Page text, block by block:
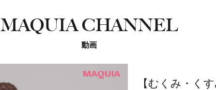
MAQUIA CHANNEL
動画
【むくみ・く